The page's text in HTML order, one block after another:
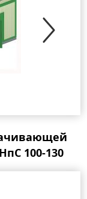
100-130